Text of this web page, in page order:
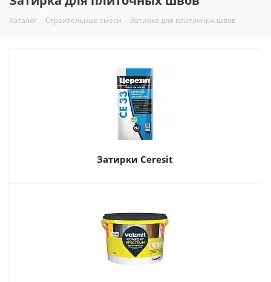
Каталог - Строительные смеси - Затирка для плиточных швов
Затирки Ceresit